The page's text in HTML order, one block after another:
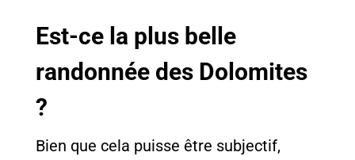
Est-ce la plus belle
randonnée des Dolomites
?
Bien que cela puisse être subjectif,